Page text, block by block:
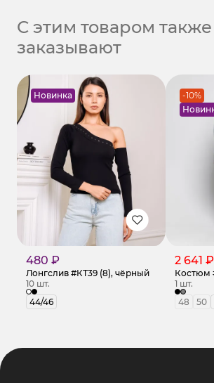
С этим товаром также
заказывают
Новинка
480 ₽
Лонгслив #КТ39 (8), чёрный
10 шт.
44/46
-10%
2 641 ₽
Костюм
1 шт.
48
50